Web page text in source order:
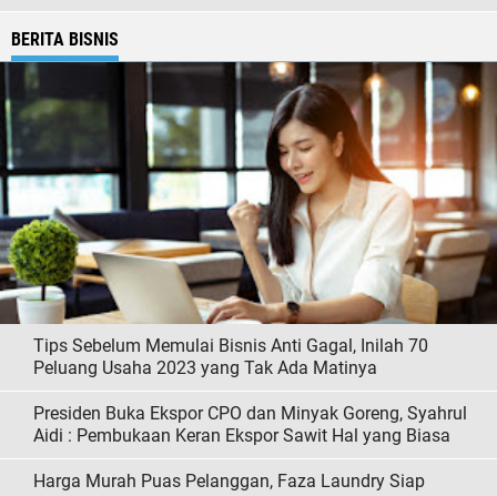
BERITA BISNIS
Tips Sebelum Memulai Bisnis Anti Gagal, Inilah 70
Peluang Usaha 2023 yang Tak Ada Matinya
Presiden Buka Ekspor CPO dan Minyak Goreng, Syahrul
Aidi : Pembukaan Keran Ekspor Sawit Hal yang Biasa
Harga Murah Puas Pelanggan, Faza Laundry Siap